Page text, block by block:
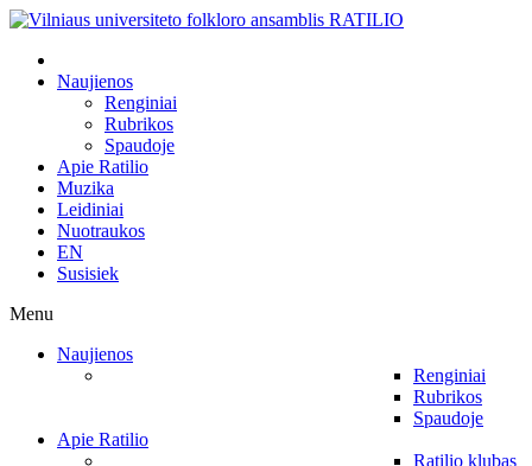
Naujienos
Renginiai
Rubrikos
Spaudoje
Apie Ratilio
Muzika
Leidiniai
Nuotraukos
EN
Susisiek
Menu
Naujienos
Renginiai
Rubrikos
Spaudoje
Apie Ratilio
Ratilio klubas